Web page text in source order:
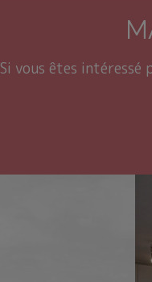
Si vous êtes